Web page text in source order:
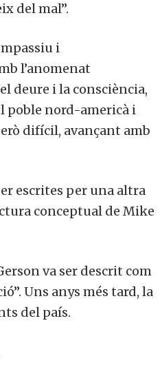
del mal”.
i
l’anomenat
deure i la consciència,
poble nord-americà i
difícil, avançant amb
escrites per una altra
conceptual de Mike
va ser descrit com
Uns anys més tard, la
del país.